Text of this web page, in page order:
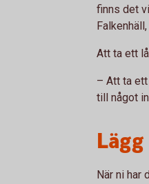
finns det
Att ta ett
– Att ta ett
till något
När ni har